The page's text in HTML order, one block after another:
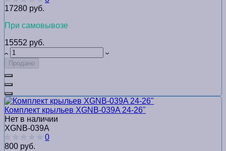
17280 руб.
При самовывозе
15552 руб.
Продано
Комплект крыльев XGNB-039A 24-26ʺ
Нет в наличии
XGNB-039A
0
800 руб.